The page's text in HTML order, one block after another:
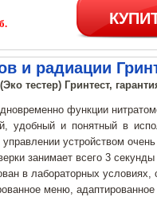
и радиации
тестер) Гринтест,
функции
удобный и понятный в
управлении устройством
занимает всего 3 секунды
в лабораторных условиях,
меню,